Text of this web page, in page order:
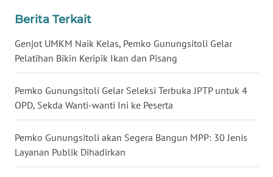
Berita Terkait
Genjot UMKM Naik Kelas, Pemko Gunungsitoli Gelar
Pelatihan Bikin Keripik Ikan dan Pisang
Pemko Gunungsitoli Gelar Seleksi Terbuka JPTP untuk 4
OPD, Sekda Wanti-wanti Ini ke Peserta
Pemko Gunungsitoli akan Segera Bangun MPP: 30 Jenis
Layanan Publik Dihadirkan
KALTARA
WN
KALSEL
WN
KALTIM
WN
SULSEL